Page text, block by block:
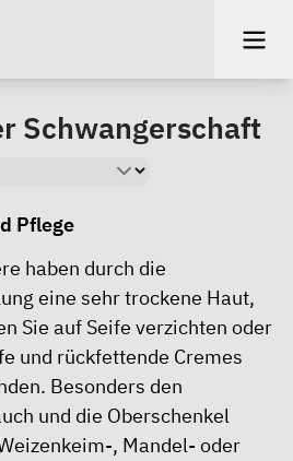
Schwangerschaft
Pflege
haben durch die
eine sehr trockene Haut,
Sie auf Seife verzichten oder
und rückfettende Cremes
Besonders den
und die Oberschenkel
, Mandel- oder